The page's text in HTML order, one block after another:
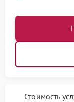
Стоимость